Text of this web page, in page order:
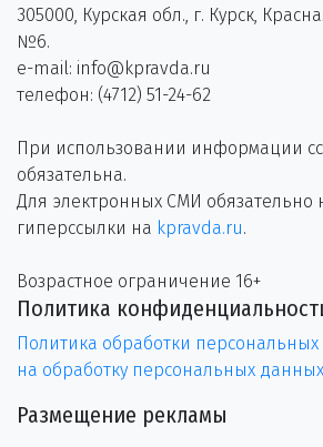
305000, Курская обл., г. Курск,
№6.
e-mail: info@kpravda.ru
телефон: (4712) 51-24-62
При использовании информации
обязательна.
Для электронных СМИ обязательно
гиперссылки на kpravda.ru.
Возрастное ограничение 16+
Политика
Политика обработки
на обработку персональных данных
Размещение рекламы